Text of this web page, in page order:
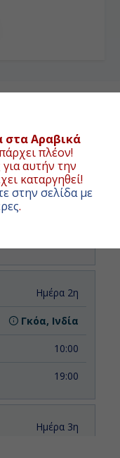
στα Αραβικά
πλέον!
αυτήν την
καταργηθεί!
στην σελίδα με
.
ΑΝΑΧΩΡΗΣΗ
Ημέρα 1η
Ινδία
Ημέρα 2η
Γκόα, Ινδία
10:00
19:00
Ημέρα 3η
, Ινδία